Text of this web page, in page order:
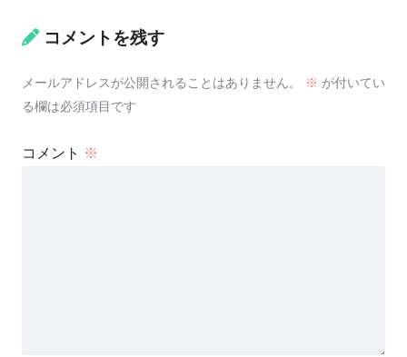
コメントを残す
メールアドレスが公開されることはありません。 ※ が付いてい
る欄は必須項目です
コメント ※